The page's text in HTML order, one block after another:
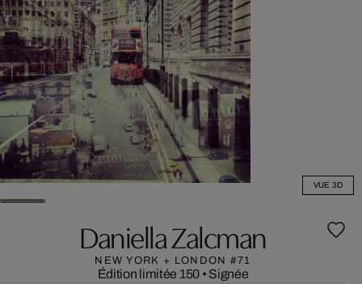
VUE 3D
Daniella Zalcman
NEW YORK + LONDON #71
Édition limitée 150 • Signée